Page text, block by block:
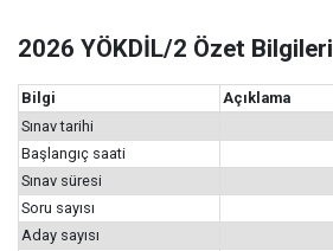
2026 YÖKDİL/2 Özet Bilgileri
Bilgi
Açıklama
Sınav tarihi
Başlangıç saati
Sınav süresi
Soru sayısı
Aday sayısı